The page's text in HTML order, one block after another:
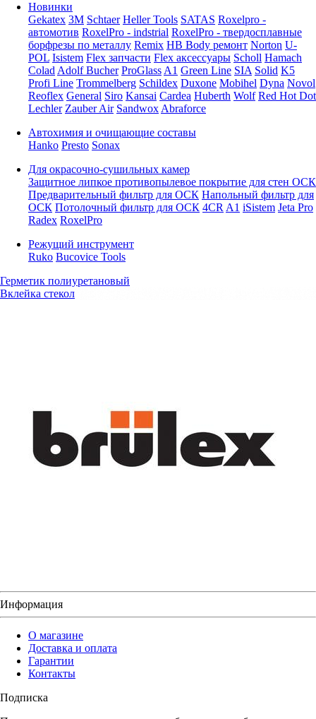
Новинки
Gekatex 3M Schtaer Heller Tools SATAS Roxelpro -
автомотив RoxelPro - indstrial RoxelPro - твердосплавные
борфрезы по металлу Remix HB Body ремонт Norton U-
POL Isistem Flex запчасти Flex аксессуары Scholl Hamach
Colad Adolf Bucher ProGlass A1 Green Line SIA Solid K5
Profi Line Trommelberg Schildex Duxone Mobihel Dyna Novol
Reoflex General Siro Kansai Cardea Huberth Wolf Red Hot Dot
Lechler Zauber Air Sandwox Abraforce
Автохимия и очищающие составы
Hanko Presto Sonax
Для окрасочно-сушильных камер
Защитное липкое противопылевое покрытие для стен ОСК
Предварительный фильтр для ОСК Напольный фильтр для
ОСК Потолочный фильтр для ОСК 4CR A1 iSistem Jeta Pro
Radex RoxelPro
Режущий инструмент
Ruko Bucovice Tools
Герметик полиуретановый
Вклейка стекол
Информация
О магазине
Доставка и оплата
Гарантии
Контакты
Подписка